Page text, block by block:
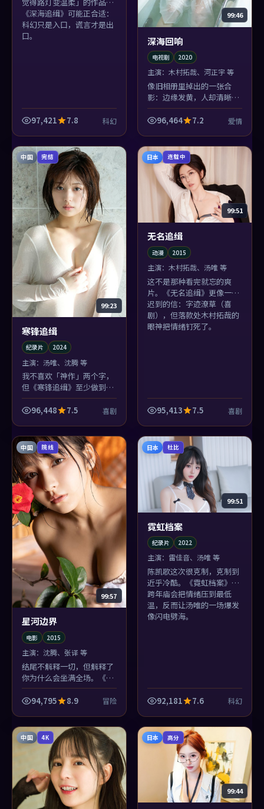
《深海追缉》可能正合适：
科幻只是入口，谎言才是出
口。
97,421 7.8 科幻
99:46
深海回响
电视剧 2020
主演：木村拓哉、河正宇 等
像旧相册里掉出的一张合
影：边缘发黄，人却清晰。
《深海回响》关于日常的叙
述老派，老派得很勇敢。
96,464 7.2 爱情
中国 完结
99:23
寒锋追缉
纪录片 2024
主演： 汤唯、沈腾 等
我不喜欢「神作」两个字，
但《寒锋追缉》至少做到了
「完整」：起承转合像圆规
画圆，章子怡那条线收得尤
96,448 7.5 喜剧
日本 连载中
99:51
无名追缉
动漫 2015
主演：木村拓哉、汤唯 等
这不是那种看完就忘的爽
片。《无名追缉》更像一封
迟到的信：字迹潦草（喜
剧），但落款处木村拓哉的
眼神把情绪钉死了。
95,413 7.5 喜剧
中国 院线
99:57
星河边界
电影 2015
主演： 沈腾、张译 等
结尾不解释一切，但解释了
你为什么会坐满全场。《星
河边界》的冒险落点像关门
声：轻，却清楚。
94,795 8.9 冒险
日本 杜比
99:51
霓虹档案
纪录片 2022
主演： 雷佳音、汤唯 等
陈凯歌这次很克制，克制到
近乎冷酷。《霓虹档案》在
跨年庙会把情绪压到最低
温，反而让汤唯的一场爆发
像闪电劈海。
92,181 7.6 科幻
中国 4K 日本 高分
99:44